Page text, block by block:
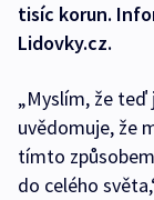
tisíc korun.
Lidovky.cz.
„Myslím, že
uvědomuje, že
tímto
do celého